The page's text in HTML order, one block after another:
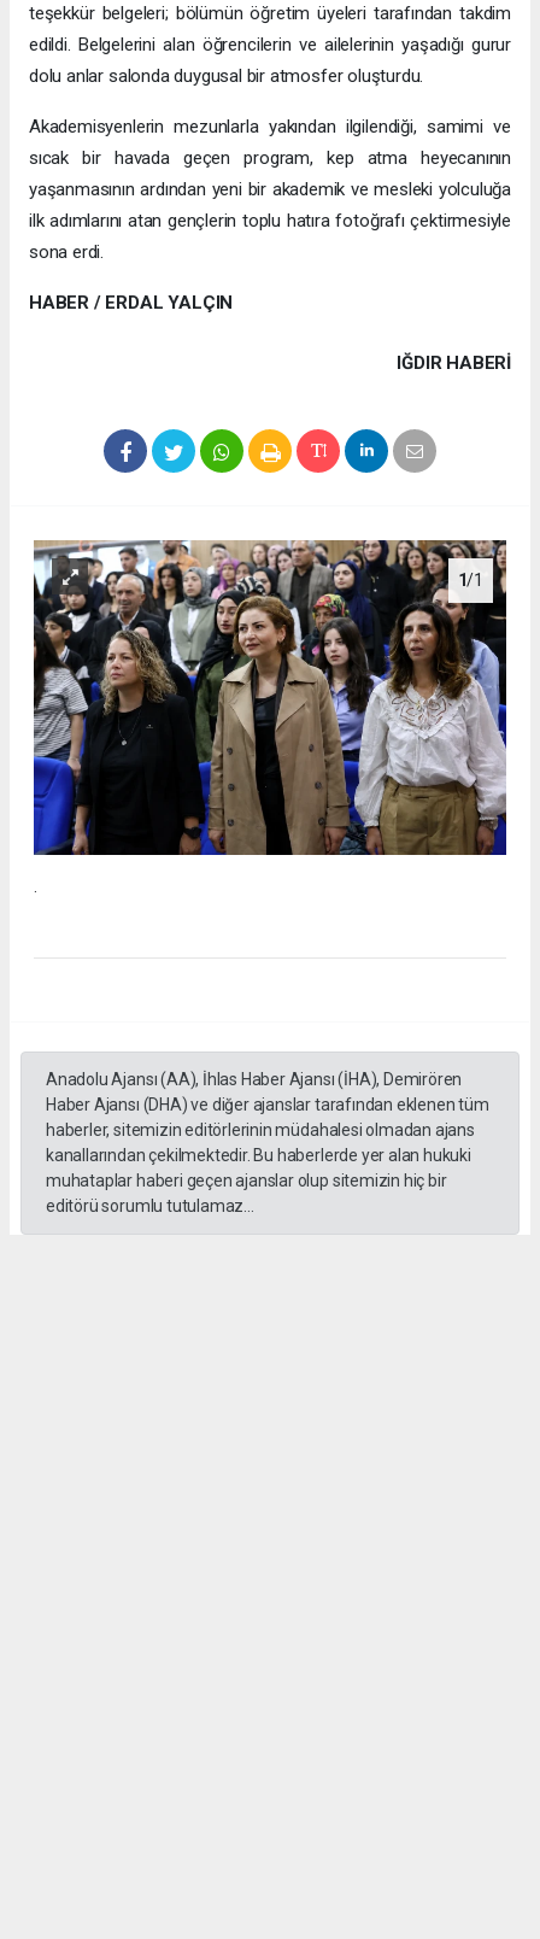
teşekkür belgeleri; bölümün öğretim üyeleri tarafından takdim
edildi. Belgelerini alan öğrencilerin ve ailelerinin yaşadığı gurur
dolu anlar salonda duygusal bir atmosfer oluşturdu.
Akademisyenlerin mezunlarla yakından ilgilendiği, samimi ve
sıcak bir havada geçen program, kep atma heyecanının
yaşanmasının ardından yeni bir akademik ve mesleki yolculuğa
ilk adımlarını atan gençlerin toplu hatıra fotoğrafı çektirmesiyle
sona erdi.
HABER / ERDAL YALÇIN
IĞDIR HABERİ
1/1
.
Anadolu Ajansı (AA), İhlas Haber Ajansı (İHA), Demirören
Haber Ajansı (DHA) ve diğer ajanslar tarafından eklenen tüm
haberler, sitemizin editörlerinin müdahalesi olmadan ajans
kanallarından çekilmektedir. Bu haberlerde yer alan hukuki
muhataplar haberi geçen ajanslar olup sitemizin hiç bir
editörü sorumlu tutulamaz...